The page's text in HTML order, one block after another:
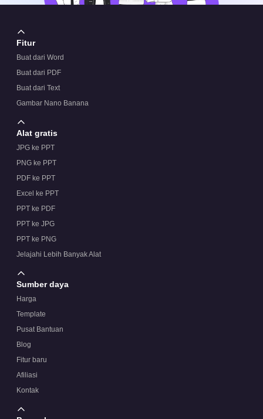
Fitur
Buat dari Word
Buat dari PDF
Buat dari Text
Gambar Nano Banana
Alat gratis
JPG ke PPT
PNG ke PPT
PDF ke PPT
Excel ke PPT
PPT ke PDF
PPT ke JPG
PPT ke PNG
Jelajahi Lebih Banyak Alat
Sumber daya
Harga
Template
Pusat Bantuan
Blog
Fitur baru
Afiliasi
Kontak